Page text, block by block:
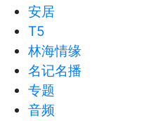
安居
T5
林海情缘
名记名播
专题
音频